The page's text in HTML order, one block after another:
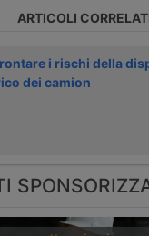
ARTICOLI
i rischi della
dei camion